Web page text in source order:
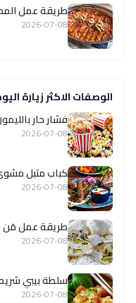
طريقة عمل
2026-07-08
الوصفات الاكثر زيارة
فشار حار
2026-07-08
كباب متبل
2026-07-08
طريقة عمل مَن
2026-07-08
سلطة بيبي
2026-07-08